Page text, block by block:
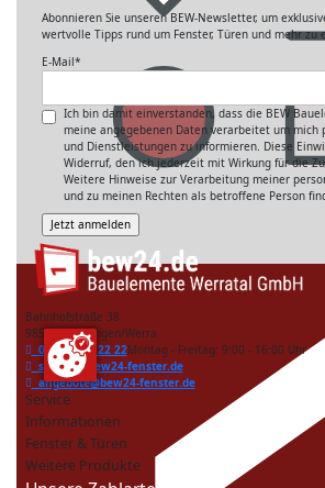
Abonnieren Sie unseren BEW-Newsletter, um
wertvolle Tipps rund um Fenster, Türen und mehr zu
E-Mail*
Ich bin damit einverstanden, dass die BEW
meine angegebenen Daten verarbeitet um mich
und Dienstleistungen zu informieren. Diese
Widerruf, den ich jederzeit mit Wirkung für die
Weitere Hinweise zur Verarbeitung meiner
und zu meinen Rechten als betroffene Person
Bahnhofstraße 38
98597 Breitungen/Werra
036848 40 22 22Montag - Freitag: 9:00 - 16:00 Uhr
service@bew24-fenster.de
angebote@bew24-fenster.de
Service
Informationen
Fenster & Türen
Weitere Produkte